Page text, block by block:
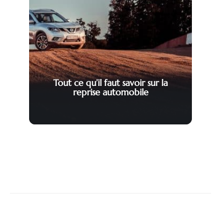
Tout ce qu’il faut savoir sur la
reprise automobile